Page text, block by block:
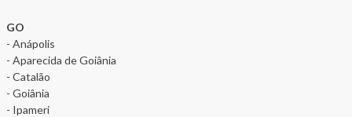
GO
- Anápolis
- Aparecida de Goiânia
- Catalão
- Goiânia
- Ipameri